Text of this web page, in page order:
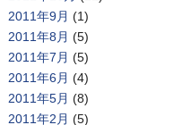
2011年9月 (1)
2011年8月 (5)
2011年7月 (5)
2011年6月 (4)
2011年5月 (8)
2011年2月 (5)